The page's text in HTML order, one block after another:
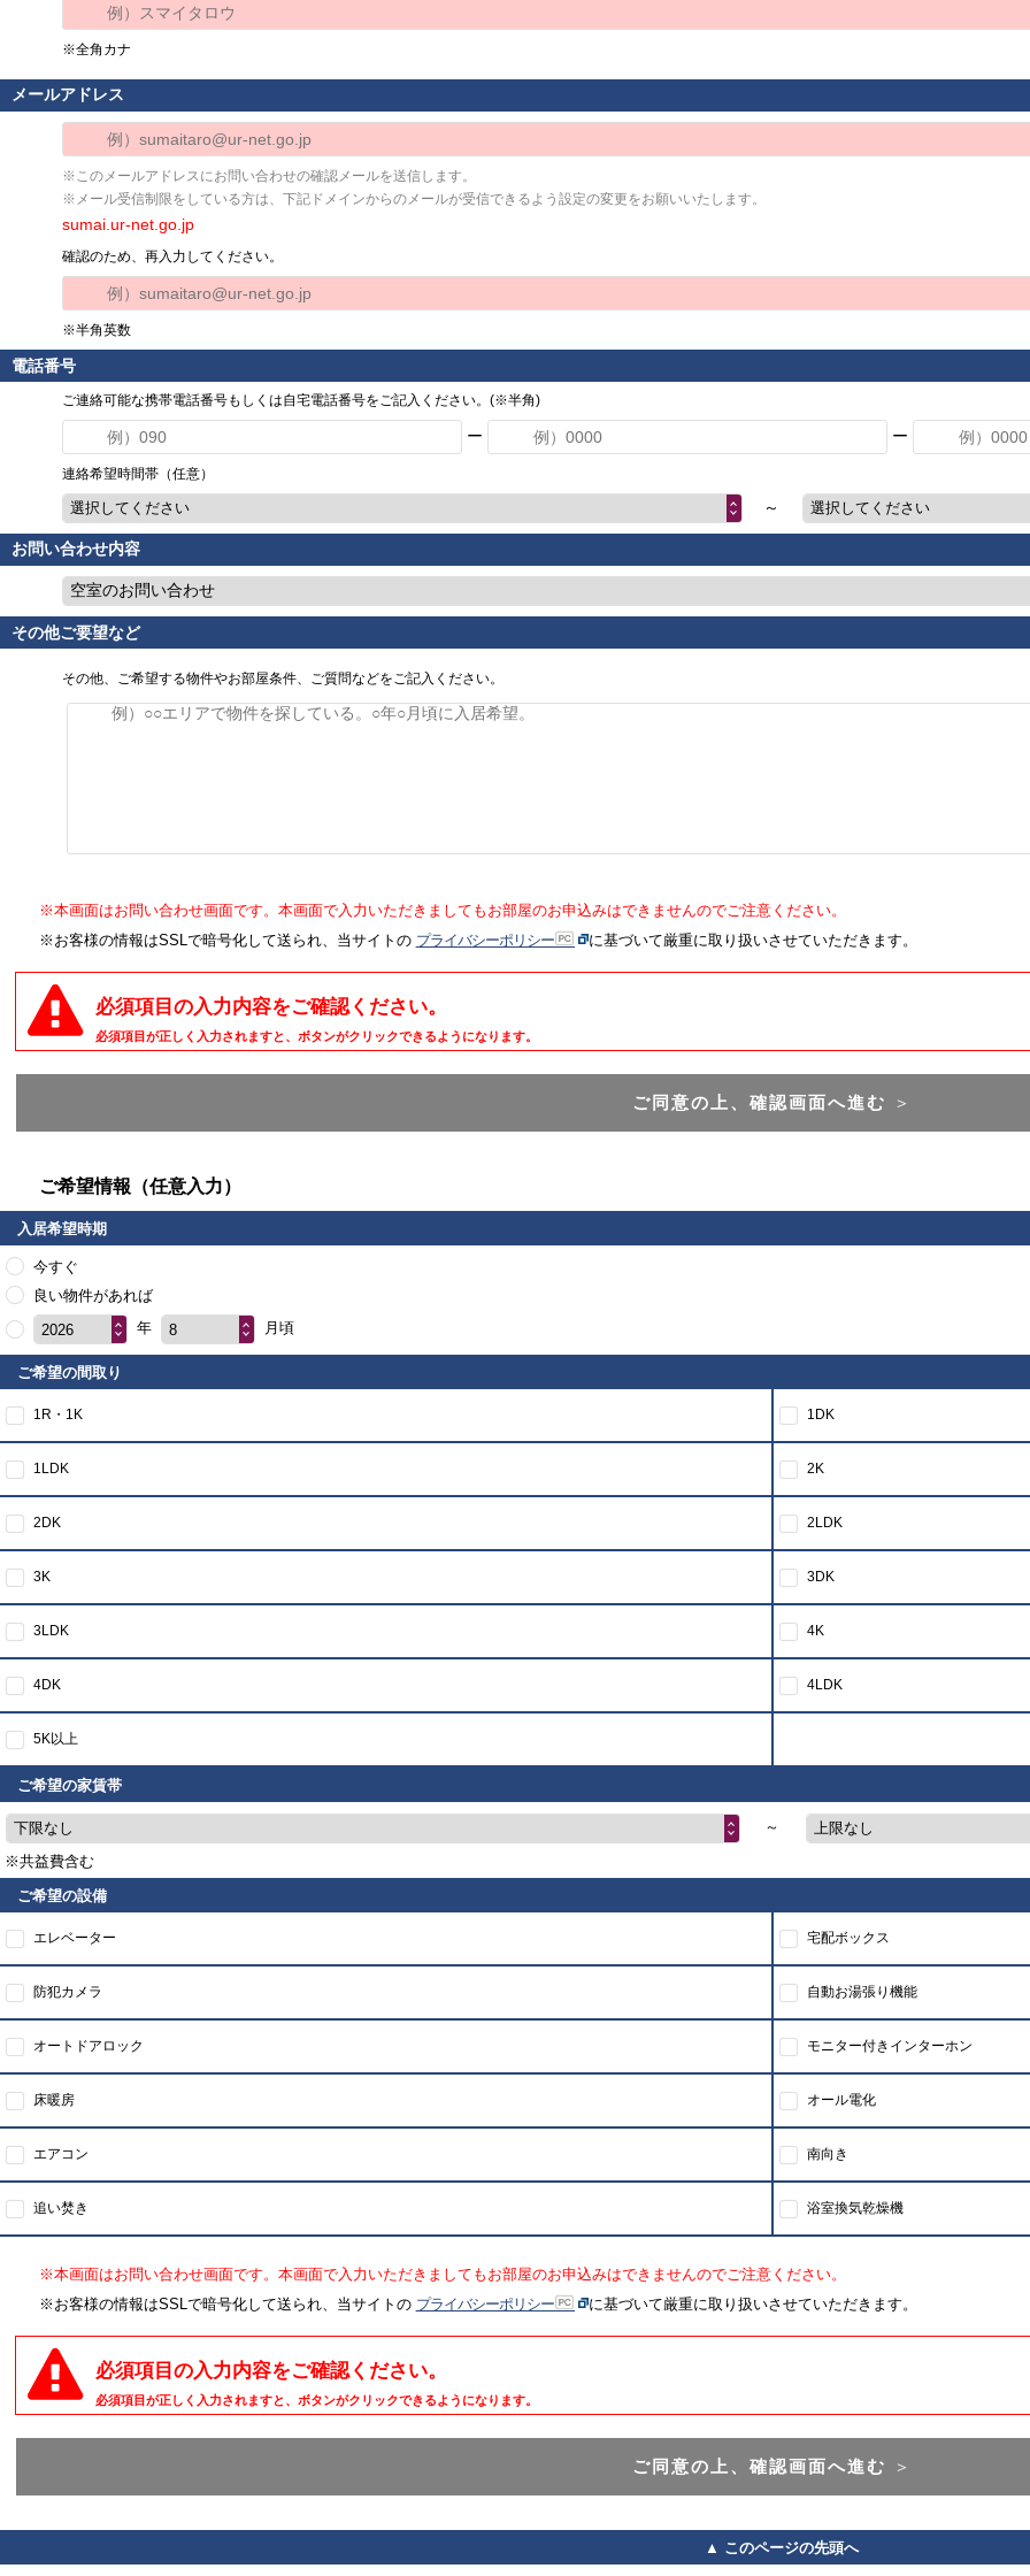
※全角カナ
メールアドレス
※このメールアドレスにお問い合わせの確認メールを送信します。
※メール受信制限をしている方は、下記ドメインからのメールが受信できるよう設定の変更をお願いいたします。
sumai.ur-net.go.jp
確認のため、再入力してください。
※半角英数
電話番号
ご連絡可能な携帯電話番号もしくは自宅電話番号をご記入ください。(※半角)
ー ー
連絡希望時間帯（任意）
選択してください ～ 選択してください
お問い合わせ内容
空室のお問い合わせ
その他ご要望など
その他、ご希望する物件やお部屋条件、ご質問などをご記入ください。
※本画面はお問い合わせ画面です。本画面で入力いただきましてもお部屋のお申込みはできませんのでご注意ください。
※お客様の情報はSSLで暗号化して送られ、当サイトの プライバシーポリシー に基づいて厳重に取り扱いさせていただきます。
必須項目の入力内容をご確認ください。
必須項目が正しく入力されますと、ボタンがクリックできるようになります。
ご同意の上、確認画面へ進む ＞
ご希望情報（任意入力）
入居希望時期
今すぐ
良い物件があれば
2026
年 8 月頃
ご希望の間取り
1R・1K 1DK
1LDK 2K
2DK 2LDK
3K 3DK
3LDK 4K
4DK 4LDK
5K以上
ご希望の家賃帯
下限なし ～
上限なし
※共益費含む
ご希望の設備
エレベーター 宅配ボックス
防犯カメラ 自動お湯張り機能
オートドアロック モニター付きインターホン
床暖房 オール電化
エアコン 南向き
追い焚き 浴室換気乾燥機
※本画面はお問い合わせ画面です。本画面で入力いただきましてもお部屋のお申込みはできませんのでご注意ください。
※お客様の情報はSSLで暗号化して送られ、当サイトの プライバシーポリシー に基づいて厳重に取り扱いさせていただきます。
必須項目の入力内容をご確認ください。
必須項目が正しく入力されますと、ボタンがクリックできるようになります。
ご同意の上、確認画面へ進む ＞
▲ このページの先頭へ